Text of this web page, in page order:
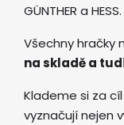
GÜNTHER a HESS.
Všechny hračky
na skladě a
Klademe si za
vyznačují nejen